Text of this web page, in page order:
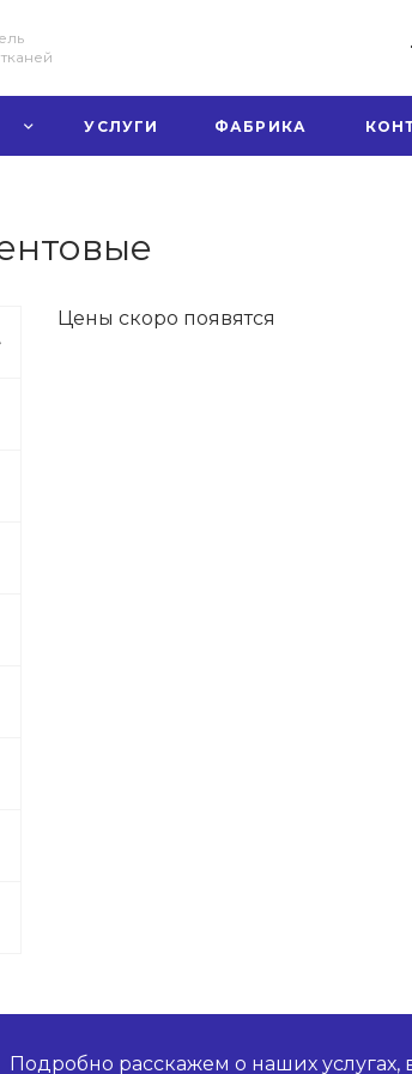
г.
УСЛУГИ ФАБРИКА
Цены скоро появятся
Подробно расскажем о наших услугах,